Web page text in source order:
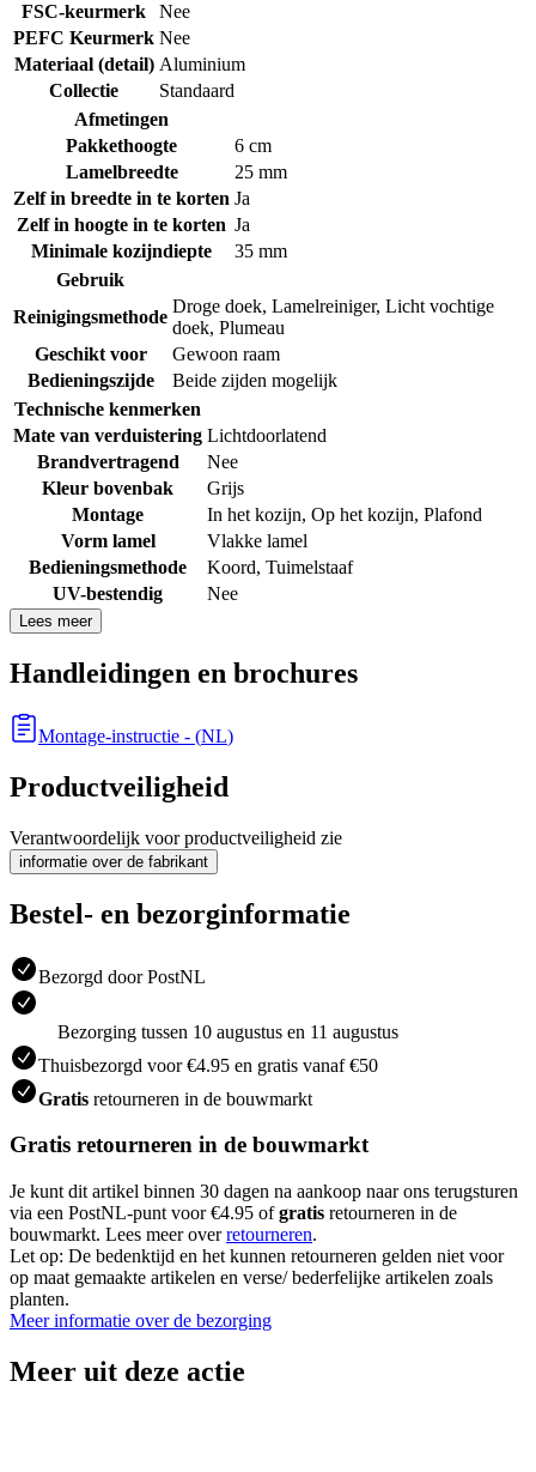
FSC-keurmerk
Nee
PEFC Keurmerk Nee
Materiaal (detail) Aluminium
Collectie
Standaard
Afmetingen
Pakkethoogte
6 cm
Lamelbreedte
25 mm
Zelf in breedte in te korten Ja
Zelf in hoogte in te korten Ja
Minimale kozijndiepte
35 mm
Gebruik
Reinigingsmethode
Droge doek, Lamelreiniger, Licht vochtige
doek, Plumeau
Geschikt voor
Gewoon raam
Bedieningszijde
Beide zijden mogelijk
Technische kenmerken
Mate van verduistering Lichtdoorlatend
Brandvertragend
Nee
Kleur bovenbak
Grijs
Montage
In het kozijn, Op het kozijn, Plafond
Vorm lamel
Vlakke lamel
Bedieningsmethode
Koord, Tuimelstaaf
UV-bestendig
Nee
Lees meer
Handleidingen en brochures
Montage-instructie - (NL)
Productveiligheid
Verantwoordelijk voor productveiligheid zie
informatie over de fabrikant
Bestel- en bezorginformatie
Bezorgd door PostNL
Bezorging tussen 10 augustus en 11 augustus
Thuisbezorgd voor €4.95 en gratis vanaf €50
Gratis retourneren in de bouwmarkt
Gratis retourneren in de bouwmarkt
Je kunt dit artikel binnen 30 dagen na aankoop naar ons terugsturen
via een PostNL-punt voor €4.95 ofgratis retourneren in de
bouwmarkt. Lees meer overretourneren.
Let op: De bedenktijd en het kunnen retourneren gelden niet voor
op maat gemaakte artikelen en verse/ bederfelijke artikelen zoals
planten.
Meer informatie over de bezorging
Meer uit deze actie